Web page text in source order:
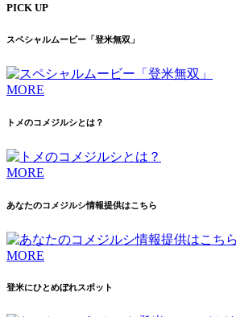
PICK UP
スペシャルムービー「登米無双」
MORE
トメのコメジルシとは？
MORE
あなたのコメジルシ情報提供はこちら
MORE
登米にひとめぼれスポット